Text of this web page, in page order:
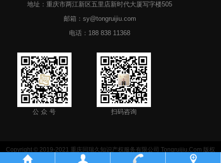
地址：重庆市两江新区五里店新时代大厦写字楼505
邮箱：sy@tongruijiu.com
电话： 188 838 11368
公 众 号 扫码咨询
Copyright © 2019-2021 重庆同瑞久知识产权服务有限公司 Tongruijiu.Com 版权
所有 | 网站备案：
渝ICP备2020010513号-2 公安部备案：50010502003123